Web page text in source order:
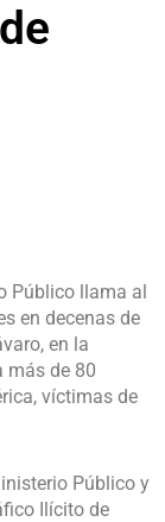
Público llama al
en decenas de
en la
más de 80
víctimas de
Público y
Ilícito de